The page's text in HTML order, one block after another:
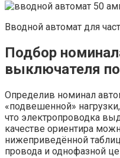
Вводной автомат для
Подбор
выключателя
Определив номинал
«подвешенной»
что электропроводка
качестве ориентира
нижеприведённой
провода и однофазной